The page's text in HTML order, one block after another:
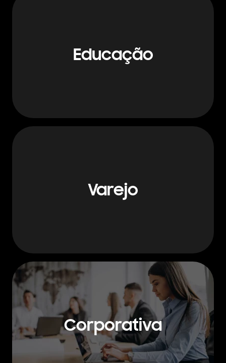
Educação
Varejo
Corporativa